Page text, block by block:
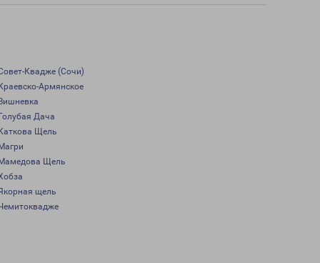
Квадже (Сочи)
Армянское
Дача
Щель
Щель
щель